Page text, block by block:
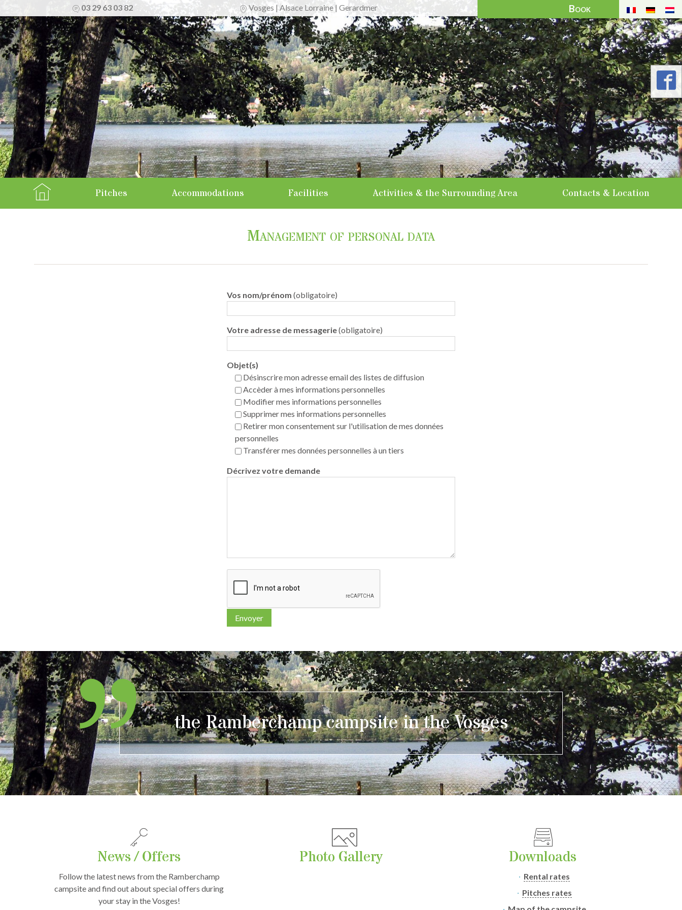
Book
03 29 63 03 82 Vosges | Alsace Lorraine | Gerardmer
Home
Pitches Accommodations
Caravans Facilities Activities & the Surrounding Area Contacts & Location
Management of personal data
Vos nom/prénom (obligatoire)
Votre adresse de messagerie(obligatoire)
Objet(s)
Désinscrire mon adresse email des listes de diffusion
Accèder à mes informations personnelles
Modifier mes informations personnelles
Supprimer mes informations personnelles
Retirer mon consentement sur l'utilisation de mes données
personnelles
Transférer mes données personnelles à un tiers
Décrivez votre demande
the Ramberchamp campsite in the Vosges
News / Offers
Follow the latest news from the Ramberchamp
campsite and find out about special offers during
your stay in the Vosges!
Photo Gallery Downloads
Rental rates
Pitches rates